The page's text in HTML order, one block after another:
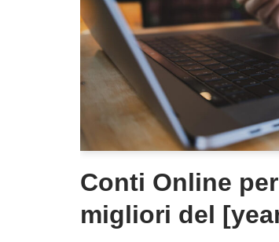
Conti Online
migliori del